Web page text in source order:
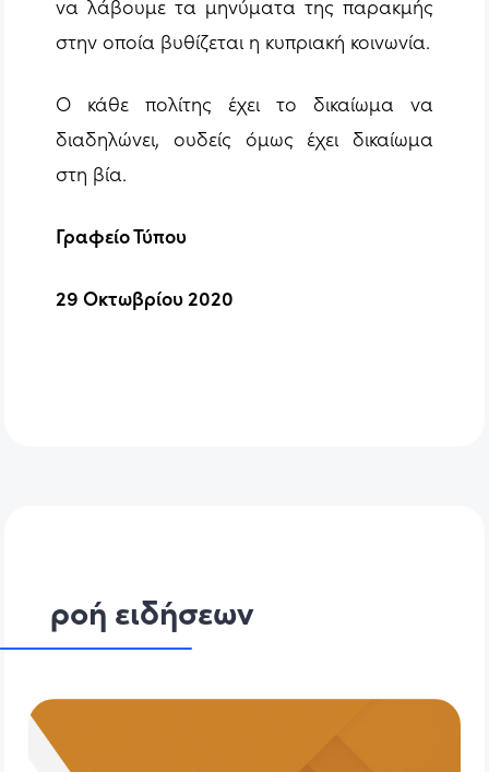
να λάβουμε τα μηνύματα της παρακμής
στην οποία βυθίζεται η κυπριακή κοινωνία.
Ο κάθε πολίτης έχει το δικαίωμα να
διαδηλώνει, ουδείς όμως έχει δικαίωμα
στη βία.
Γραφείο Τύπου
29 Οκτωβρίου 2020
ροή ειδήσεων